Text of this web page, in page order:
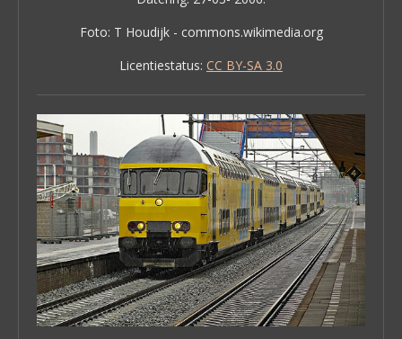
Foto: T Houdijk - commons.wikimedia.org
Licentiestatus: CC BY-SA 3.0